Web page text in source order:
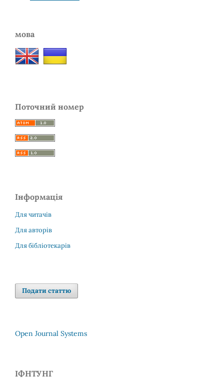
мова
Поточний номер
Інформація
Для читачів
Для авторів
Для бібліотекарів
Подати статтю
Open Journal Systems
ІФНТУНГ